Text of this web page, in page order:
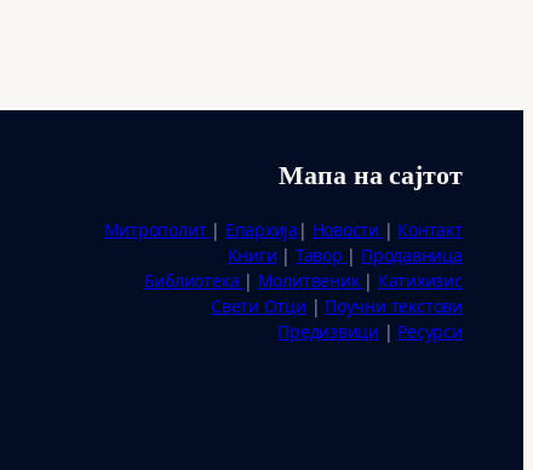
Мапа на сајтот
Митрополит | Епархија | Новости | Контакт
Книги | Тавор | Продавница
Библиотека | Молитвеник | Катихизис
Свети Отци | Поучни текстови
Предизвици | Ресурси